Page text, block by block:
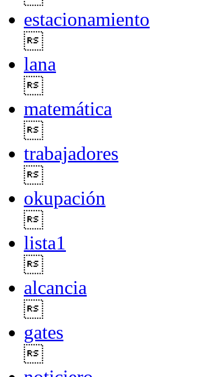
estacionamiento
lana
matemática
trabajadores
okupación
lista1
alcancia
gates